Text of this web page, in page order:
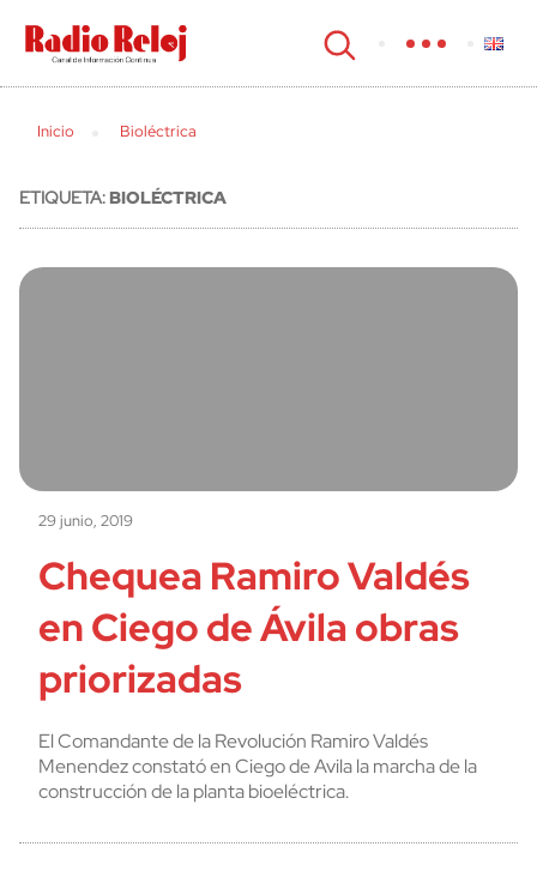
cerrar
Inicio Bioléctrica
ETIQUETA:BIOLÉCTRICA
29 junio, 2019
Chequea Ramiro Valdés
en Ciego de Ávila obras
priorizadas
El Comandante de la Revolución Ramiro Valdés
Menendez constató en Ciego de Avila la marcha de la
construcción de la planta bioeléctrica.